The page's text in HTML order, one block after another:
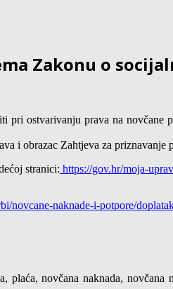
Zakonu o
ostvarivanju prava na
i obrazac Zahtjeva za priznavanje
stranici: https://gov.hr/moja-
novcane-naknade-i-potpore/
novčana naknada,